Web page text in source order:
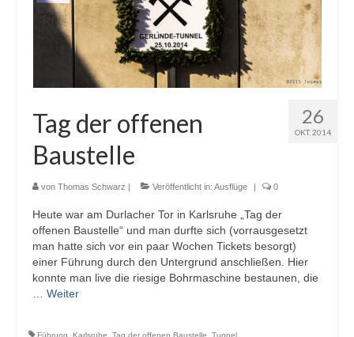
26
OKT. 2014
Tag der offenen
Baustelle
von Thomas Schwarz | Veröffentlicht in: Ausflüge | 0
Heute war am Durlacher Tor in Karlsruhe „Tag der
offenen Baustelle“ und man durfte sich (vorrausgesetzt
man hatte sich vor ein paar Wochen Tickets besorgt)
einer Führung durch den Untergrund anschließen. Hier
konnte man live die riesige Bohrmaschine bestaunen, die
Weiter
Führung Karlsruhe Tag der offenen Baustelle Tunnel